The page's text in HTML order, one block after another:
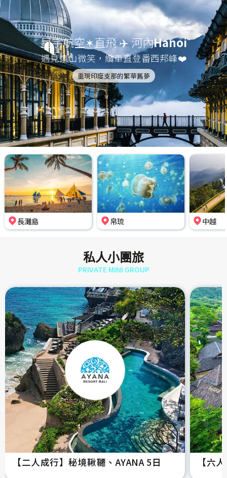
星宇航空✶直飛 ✈️ 河內Hanoi
遇見遠山微笑，纜車直登番西邦峰❤️
重現印度支那的繁華舊夢
長灘島 帛琉 中越
私人小團旅
PRIVATE MINI GROUP
【二人成行】秘境鞦韆、AYANA 5日 【六